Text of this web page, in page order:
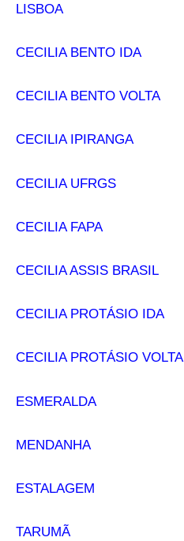
LISBOA
CECILIA BENTO IDA
CECILIA BENTO VOLTA
CECILIA IPIRANGA
CECILIA UFRGS
CECILIA FAPA
CECILIA ASSIS BRASIL
CECILIA PROTÁSIO IDA
CECILIA PROTÁSIO VOLTA
ESMERALDA
MENDANHA
ESTALAGEM
TARUMÃ